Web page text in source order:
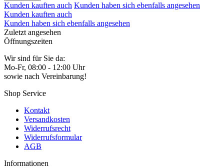
Kunden kauften auch Kunden haben sich ebenfalls angesehen
Kunden kauften auch
Kunden haben sich ebenfalls angesehen
Zuletzt angesehen
Öffnungszeiten
Wir sind für Sie da:
Mo-Fr, 08:00 - 12:00 Uhr
sowie nach Vereinbarung!
Shop Service
Kontakt
Versandkosten
Widerrufsrecht
Widerrufsformular
AGB
Informationen